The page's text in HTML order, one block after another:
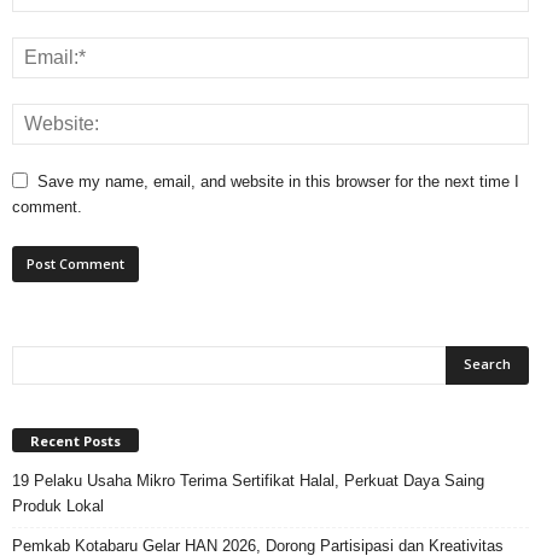
Save my name, email, and website in this browser for the next time I
comment.
Recent Posts
19 Pelaku Usaha Mikro Terima Sertifikat Halal, Perkuat Daya Saing
Produk Lokal
Pemkab Kotabaru Gelar HAN 2026, Dorong Partisipasi dan Kreativitas